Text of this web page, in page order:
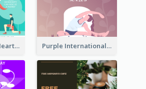
Clinical World Heart Day Quote Facebook Post Purple International Yoga Day Facebook Post Design